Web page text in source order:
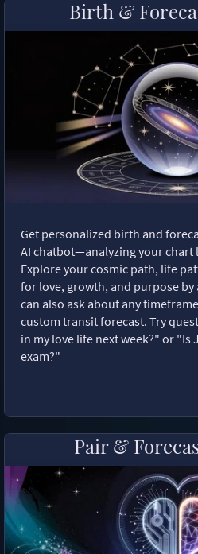
Birth &
Get personalized birth and
AI chatbot—analyzing your chart
Explore your cosmic path, life
for love, growth, and purpose by
can also ask about any
custom transit forecast. Try
in my love life next week?" or "Is
exam?"
Pair &